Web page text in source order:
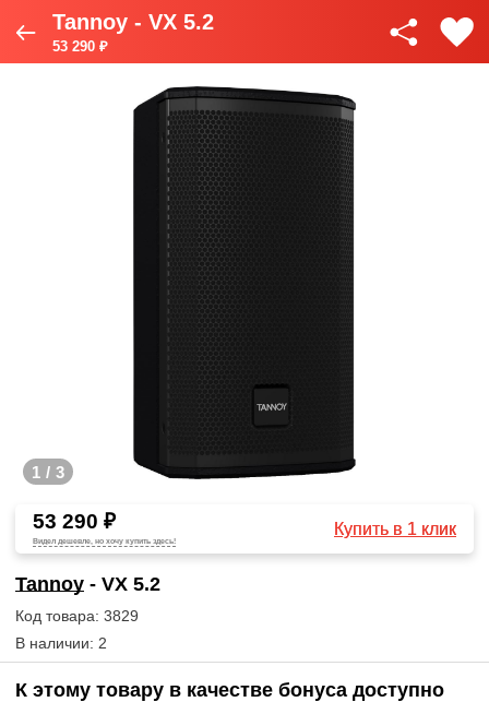
Tannoy - VX 5.2
53 290 ₽
1 / 3
53 290 ₽
Видел дешевле, но хочу купить здесь!
Купить в 1 клик
Tannoy - VX 5.2
Код товара: 3829
В наличии: 2
К этому товару в качестве бонуса доступно